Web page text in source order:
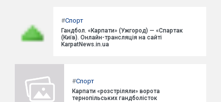
#Спорт
Гандбол. «Карпати» (Ужгород) — «Спартак
(Київ). Онлайн-трансляція на сайті
KarpatNews.in.ua
#Спорт
Карпати «розстріляли» ворота
тернопільських гандболісток